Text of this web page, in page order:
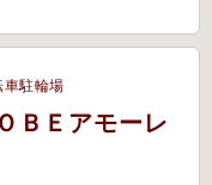
車駐輪場
ＢＥアモーレ